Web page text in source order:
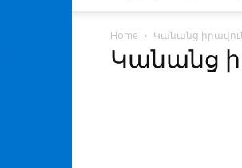
Home Կանանց
Կանանց